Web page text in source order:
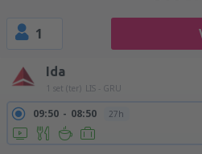
1
Ida
1 set (ter) LIS - GRU
09:50 08:50 27h